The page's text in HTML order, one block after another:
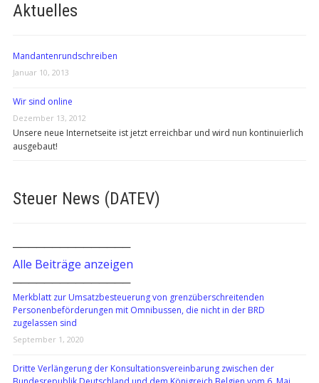
Aktuelles
Mandantenrundschreiben
Januar 10, 2013
Wir sind online
Dezember 13, 2012
Unsere neue Internetseite ist jetzt erreichbar und wird nun kontinuierlich
ausgebaut!
Steuer News (DATEV)
───────────────
Alle Beiträge anzeigen
───────────────
Merkblatt zur Umsatzbesteuerung von grenzüberschreitenden
Personenbeförderungen mit Omnibussen, die nicht in der BRD
zugelassen sind
September 1, 2020
Dritte Verlängerung der Konsultationsvereinbarung zwischen der